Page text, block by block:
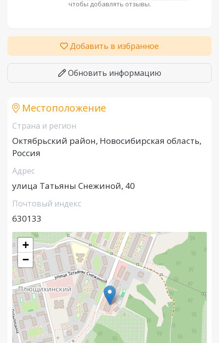
чтобы добавлять отзывы.
Добавить в избранное
Обновить информацию
Местоположение
Страна и регион
Октябрьский район, Новосибирская область,
Россия
Адрес
улица Татьяны Снежиной, 40
Почтовый индекс
630133
+
−